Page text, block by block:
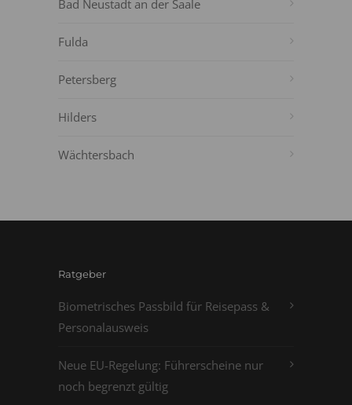
Bad Neustadt an der Saale
Fulda
Petersberg
Hilders
Wächtersbach
Ratgeber
Biometrisches Passbild für Reisepass &
Personalausweis
Neue EU-Regelung: Führerscheine nur
noch begrenzt gültig